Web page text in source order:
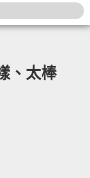
、太棒